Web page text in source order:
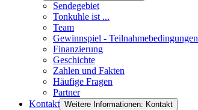
Sendegebiet
Tonkuhle ist ...
Team
Gewinnspiel - Teilnahmebedingungen
Finanzierung
Geschichte
Zahlen und Fakten
Häufige Fragen
Partner
Kontakt Weitere Informationen: Kontakt